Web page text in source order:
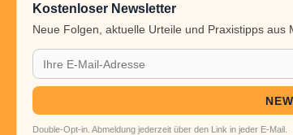
Kostenloser Newsletter
Neue Folgen, aktuelle Urteile und Praxistipps
Double-Opt-in. Abmeldung jederzeit über den Link in jeder E-Mail.